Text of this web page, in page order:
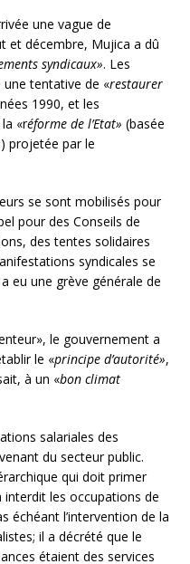
une vague de
et décembre, Mujica a dû
syndicaux». Les
tentative de «restaurer
1990, et les
«réforme de l’Etat» (basée
) projetée par le
se sont mobilisés pour
pour des Conseils de
des tentes solidaires
syndicales se
eu une grève générale de
le gouvernement a
le «principe d’autorité»,
à un «bon climat
salariales des
du secteur public.
qui doit primer
les occupations de
échéant l’intervention de la
il a décrété que le
étaient des services